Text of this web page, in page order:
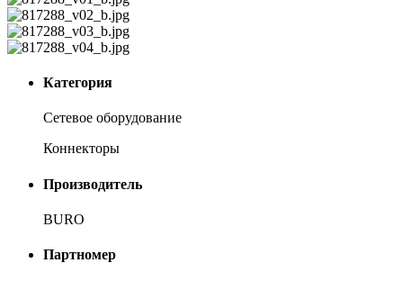
Категория
Сетевое оборудование
Коннекторы
Производитель
BURO
Партномер